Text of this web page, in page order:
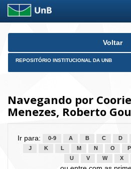
Skip
Voltar
REPOSITÓRIO INSTITUCIONAL DA UNB
Navegando por
Menezes, Roberto
Ir para: 0-9 A B C D
J
K L M N O P
U
V W X